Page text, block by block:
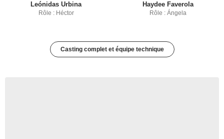
Leónidas Urbina
Rôle : Héctor
Haydee Faverola
Rôle : Ángela
Casting complet et équipe technique